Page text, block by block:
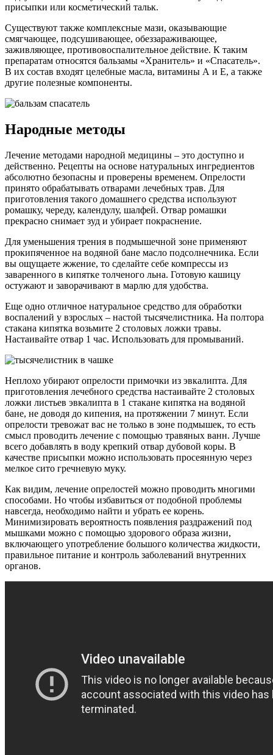
присыпки или косметический тальк.
Существуют также комплексные мази, оказывающие
смягчающее, подсушивающее, обеззараживающее,
заживляющее, противовоспалительное действие. К таким
препаратам относятся бальзамы «Хранитель» и «Спасатель».
В их состав входят целебные масла, витамины А и Е, а также
другие полезные компоненты.
Народные методы
Лечение методами народной медицины – это доступно и
действенно. Рецепты на основе натуральных ингредиентов
абсолютно безопасны и проверены временем. Опрелости
принято обрабатывать отварами лечебных трав. Для
приготовления такого домашнего средства используют
ромашку, череду, календулу, шалфей. Отвар ромашки
прекрасно снимает зуд и убирает покраснение.
Для уменьшения трения в подмышечной зоне применяют
прокипяченное на водяной бане масло подсолнечника. Если
вы ощущаете жжение, то сделайте себе компрессы из
заваренного в кипятке толченого льна. Готовую кашицу
остужают и заворачивают в марлю для удобства.
Еще одно отличное натуральное средство для обработки
воспалений у взрослых – настой тысячелистника. На полтора
стакана кипятка возьмите 2 столовых ложки травы.
Настаивайте отвар 1 час. Использовать для промываний.
Неплохо убирают опрелости примочки из эвкалипта. Для
приготовления лечебного средства настаивайте 2 столовых
ложки листьев эвкалипта в 1 стакане кипятка на водяной
бане, не доводя до кипения, на протяжении 7 минут. Если
опрелости тревожат вас не только в зоне подмышек, то есть
смысл проводить лечение с помощью травяных ванн. Лучше
всего добавлять в воду крепкий отвар дубовой коры. В
качестве присыпки можно использовать просеянную через
мелкое сито гречневую муку.
Как видим, лечение опрелостей можно проводить многими
способами. Но чтобы избавиться от подобной проблемы
навсегда, необходимо найти и убрать ее корень.
Минимизировать вероятность появления раздражений под
мышками можно с помощью здорового образа жизни,
включающего употребление большого количества жидкости,
правильное питание и контроль заболеваний внутренних
органов.